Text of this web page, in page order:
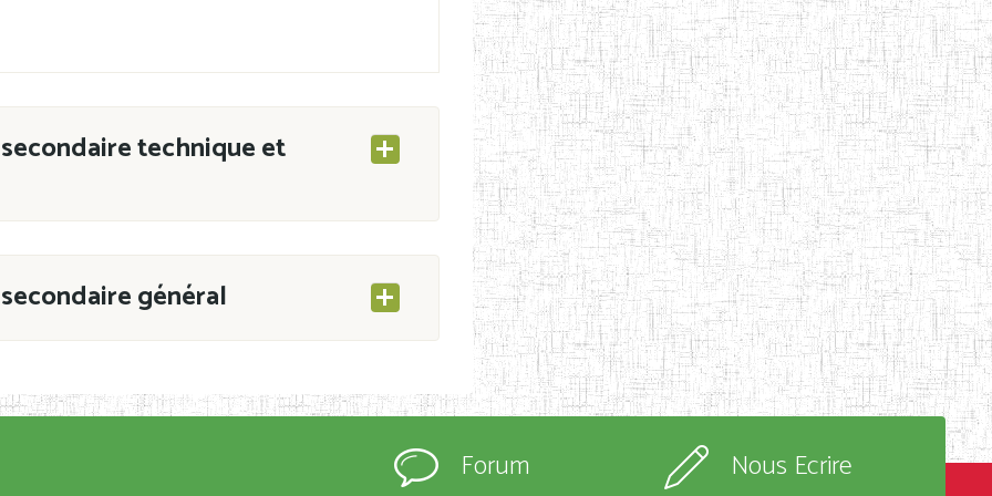
technique et
général
CAB du 21 mars 2011 portant ouverture
immatriculés et inscrits au
Forum Nous Ecrire